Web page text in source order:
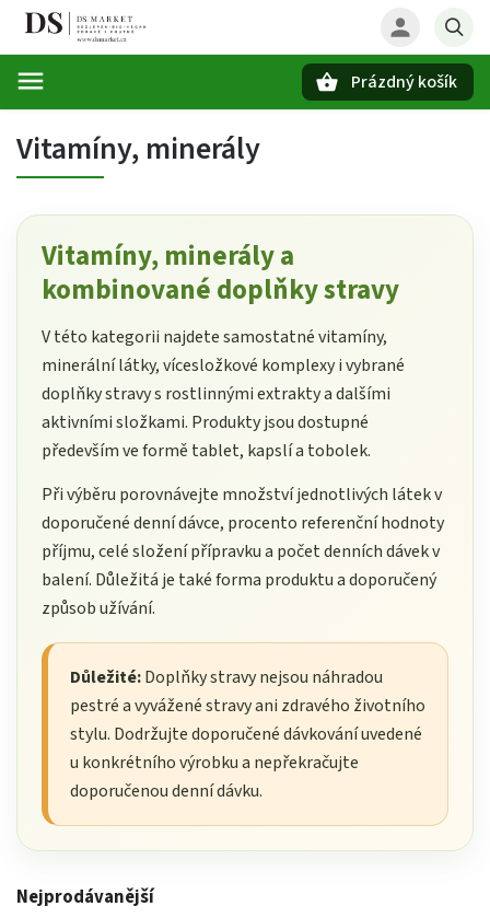
Prázdný košík
Vitamíny, minerály
Vitamíny, minerály a
kombinované doplňky stravy
V této kategorii najdete samostatné vitamíny,
minerální látky, vícesložkové komplexy i vybrané
doplňky stravy s rostlinnými extrakty a dalšími
aktivními složkami. Produkty jsou dostupné
především ve formě tablet, kapslí a tobolek.
Při výběru porovnávejte množství jednotlivých látek v
doporučené denní dávce, procento referenční hodnoty
příjmu, celé složení přípravku a počet denních dávek v
balení. Důležitá je také forma produktu a doporučený
způsob užívání.
Důležité:Doplňky stravy nejsou náhradou
pestré a vyvážené stravy ani zdravého životního
stylu. Dodržujte doporučené dávkování uvedené
u konkrétního výrobku a nepřekračujte
doporučenou denní dávku.
Nejprodávanější